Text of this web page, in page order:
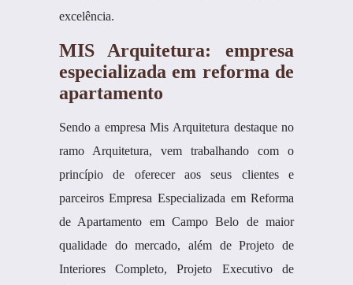
excelência.
MIS Arquitetura: empresa
especializada em reforma de
apartamento
Sendo a empresa Mis Arquitetura destaque no
ramo Arquitetura, vem trabalhando com o
princípio de oferecer aos seus clientes e
parceiros Empresa Especializada em Reforma
de Apartamento em Campo Belo de maior
qualidade do mercado, além de Projeto de
Interiores Completo, Projeto Executivo de